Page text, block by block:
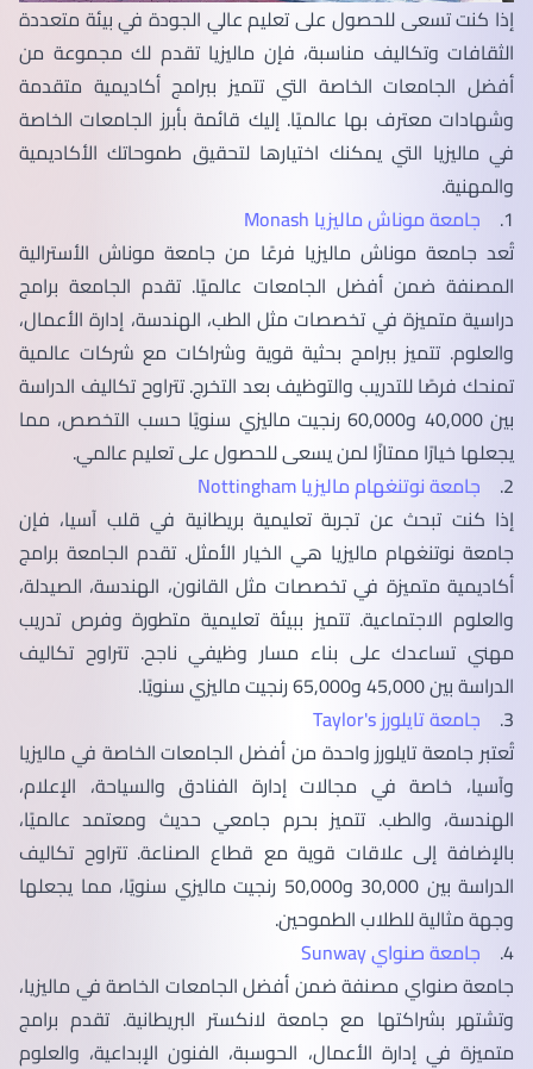
إذا كنت تسعى للحصول على تعليم عالي الجودة في بيئة متعددة
الثقافات وتكاليف مناسبة، فإن ماليزيا تقدم لك مجموعة من
أفضل الجامعات الخاصة التي تتميز ببرامج أكاديمية متقدمة
وشهادات معترف بها عالميًا. إليك قائمة بأبرز الجامعات الخاصة
في ماليزيا التي يمكنك اختيارها لتحقيق طموحاتك الأكاديمية
والمهنية.
1.
جامعة موناش ماليزيا Monash
تُعد جامعة موناش ماليزيا فرعًا من جامعة موناش الأسترالية
المصنفة ضمن أفضل الجامعات عالميًا. تقدم الجامعة برامج
دراسية متميزة في تخصصات مثل الطب، الهندسة، إدارة الأعمال،
والعلوم. تتميز ببرامج بحثية قوية وشراكات مع شركات عالمية
تمنحك فرصًا للتدريب والتوظيف بعد التخرج. تتراوح تكاليف الدراسة
بين 40,000 و60,000 رنجيت ماليزي سنويًا حسب التخصص، مما
يجعلها خيارًا ممتازًا لمن يسعى للحصول على تعليم عالمي.
2.
جامعة نوتنغهام ماليزيا Nottingham
إذا كنت تبحث عن تجربة تعليمية بريطانية في قلب آسيا، فإن
جامعة نوتنغهام ماليزيا هي الخيار الأمثل. تقدم الجامعة برامج
أكاديمية متميزة في تخصصات مثل القانون، الهندسة، الصيدلة،
والعلوم الاجتماعية. تتميز ببيئة تعليمية متطورة وفرص تدريب
مهني تساعدك على بناء مسار وظيفي ناجح. تتراوح تكاليف
الدراسة بين 45,000 و65,000 رنجيت ماليزي سنويًا.
3.
جامعة تايلورز Taylor's
تُعتبر جامعة تايلورز واحدة من أفضل الجامعات الخاصة في ماليزيا
وآسيا، خاصة في مجالات إدارة الفنادق والسياحة، الإعلام،
الهندسة، والطب. تتميز بحرم جامعي حديث ومعتمد عالميًا،
بالإضافة إلى علاقات قوية مع قطاع الصناعة. تتراوح تكاليف
الدراسة بين 30,000 و50,000 رنجيت ماليزي سنويًا، مما يجعلها
وجهة مثالية للطلاب الطموحين.
4.
جامعة صنواي Sunway
جامعة صنواي مصنفة ضمن أفضل الجامعات الخاصة في ماليزيا،
وتشتهر بشراكتها مع جامعة لانكستر البريطانية. تقدم برامج
متميزة في إدارة الأعمال، الحوسبة، الفنون الإبداعية، والعلوم